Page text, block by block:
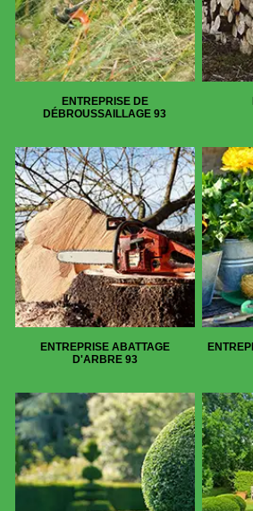
ENTREPRISE DE
DÉBROUSSAILLAGE 93
ENTREPRISE ABATTAGE
D'ARBRE 93